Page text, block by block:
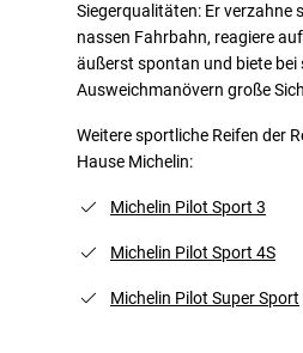
Siegerqualitäten: Er verzahne
nassen Fahrbahn, reagiere
äußerst spontan und biete bei
Ausweichmanövern große
Weitere sportliche Reifen der
Hause Michelin:
Michelin Pilot Sport 3
Michelin Pilot Sport 4S
Michelin Pilot Super Sport